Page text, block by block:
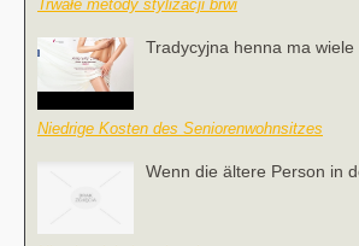
Trwałe metody stylizacji brwi
Tradycyjna henna ma
Niedrige Kosten des Seniorenwohnsitzes
Wenn die ältere Person in